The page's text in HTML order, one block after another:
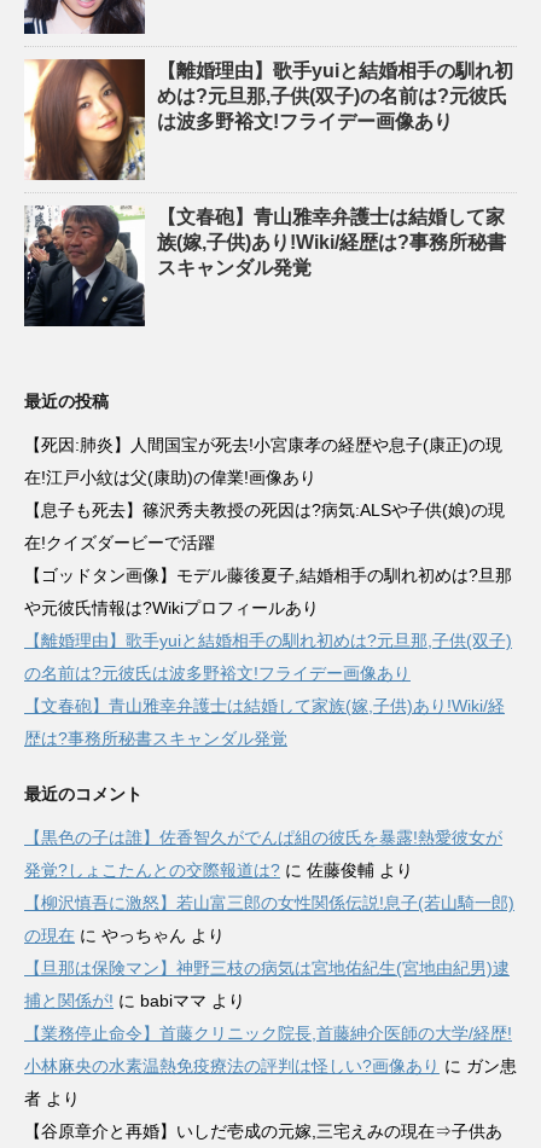
【離婚理由】歌手yuiと結婚相手の馴れ初
めは?元旦那,子供(双子)の名前は?元彼氏
は波多野裕文!フライデー画像あり
【文春砲】青山雅幸弁護士は結婚して家
族(嫁,子供)あり!Wiki/経歴は?事務所秘書
スキャンダル発覚
最近の投稿
【死因:肺炎】人間国宝が死去!小宮康孝の経歴や息子(康正)の現
在!江戸小紋は父(康助)の偉業!画像あり
【息子も死去】篠沢秀夫教授の死因は?病気:ALSや子供(娘)の現
在!クイズダービーで活躍
【ゴッドタン画像】モデル藤後夏子,結婚相手の馴れ初めは?旦那
や元彼氏情報は?Wikiプロフィールあり
【離婚理由】歌手yuiと結婚相手の馴れ初めは?元旦那,子供(双子)
の名前は?元彼氏は波多野裕文!フライデー画像あり
【文春砲】青山雅幸弁護士は結婚して家族(嫁,子供)あり!Wiki/経
歴は?事務所秘書スキャンダル発覚
最近のコメント
【黒色の子は誰】佐香智久がでんぱ組の彼氏を暴露!熱愛彼女が
発覚?しょこたんとの交際報道は? に 佐藤俊輔 より
【柳沢慎吾に激怒】若山富三郎の女性関係伝説!息子(若山騎一郎)
の現在 に やっちゃん より
【旦那は保険マン】神野三枝の病気は宮地佑紀生(宮地由紀男)逮
捕と関係が! に babiママ より
【業務停止命令】首藤クリニック院長,首藤紳介医師の大学/経歴!
小林麻央の水素温熱免疫療法の評判は怪しい?画像あり に ガン患
者 より
【谷原章介と再婚】いしだ壱成の元嫁,三宅えみの現在⇒子供あ